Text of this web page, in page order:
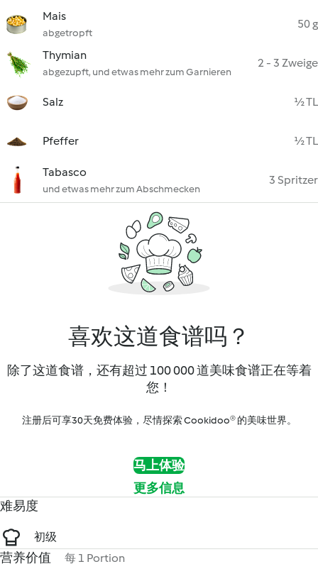
Mais
abgetropft
50 g
Thymian
abgezupft, und etwas mehr zum Garnieren
2 - 3 Zweige
Salz ½ TL
Pfeffer ½ TL
Tabasco
und etwas mehr zum Abschmecken
3 Spritzer
喜欢这道食谱吗？
除了这道食谱，还有超过 100 000 道美味食谱正在等着
您！
注册后可享30天免费体验，尽情探索 Cookidoo® 的美味世界。
马上体验
更多信息
难易度
初级
营养价值 每 1 Portion